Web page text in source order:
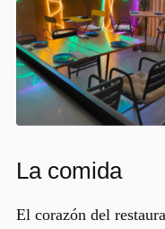
La comida
El corazón del